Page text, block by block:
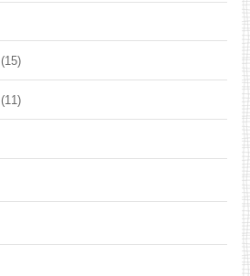
(15)
(11)